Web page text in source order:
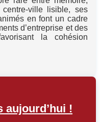
ville lisible, ses
en font un cadre
d’entreprise et des
la cohésion
aujourd’hui !